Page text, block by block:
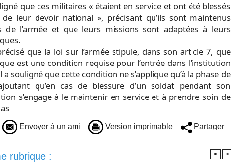
que ces militaires « étaient en service et ont été blessés
de leur devoir national », précisant qu’ils sont maintenus
de l’armée et que leurs missions sont adaptées à leurs
que la loi sur l’armée stipule, dans son article 7, que
est une condition requise pour l’entrée dans l’institution
souligné que cette condition ne s’applique qu’à la phase de
qu’en cas de blessure d’un soldat pendant son
s’engage à le maintenir en service et à prendre soin de
Envoyer à un ami Version imprimable Partager
rubrique : < >